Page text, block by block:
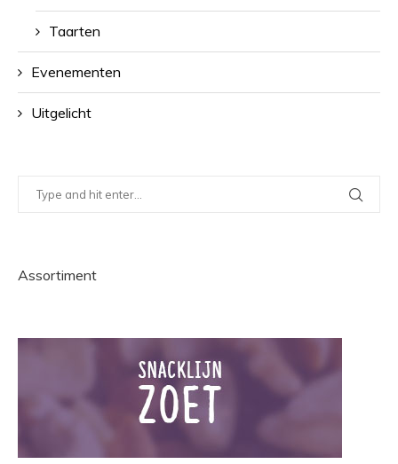
Taarten
Evenementen
Uitgelicht
Assortiment